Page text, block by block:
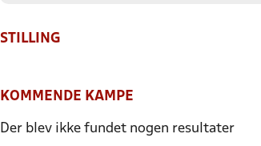
STILLING
KOMMENDE KAMPE
Der blev ikke fundet nogen resultater